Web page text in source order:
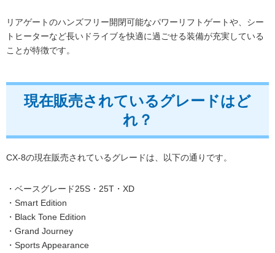
リアゲートのハンズフリー開閉可能なパワーリフトゲートや、シー
トヒーターなど長いドライブを快適に過ごせる装備が充実している
ことが特徴です。
現在販売されているグレードはど
れ？
CX-8の現在販売されているグレードは、以下の通りです。
・ベースグレード25S・25T・XD
・Smart Edition
・Black Tone Edition
・Grand Journey
・Sports Appearance